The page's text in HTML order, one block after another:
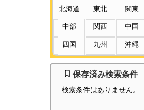
北海道
東北 関東
中部 関西 中国
四国 九州 沖縄
保存済み検索条件
検索条件はありません。